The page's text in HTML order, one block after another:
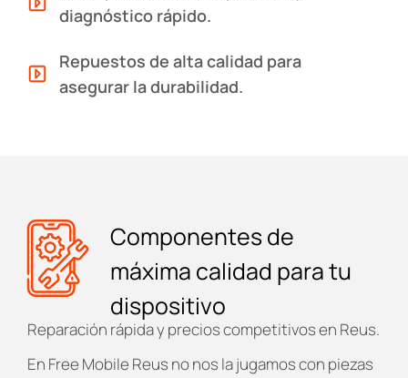
diagnóstico rápido.
Repuestos de alta calidad para
asegurar la durabilidad.
Componentes de
máxima calidad para tu
dispositivo
Reparación rápida y precios competitivos en Reus.
En Free Mobile Reus no nos la jugamos con piezas